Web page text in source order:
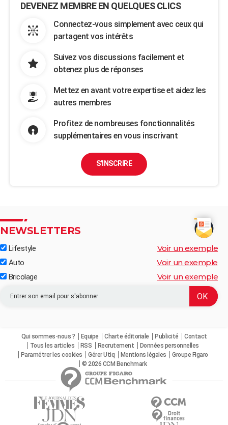
DEVENEZ MEMBRE EN QUELQUES CLICS
Connectez-vous simplement avec ceux qui
partagent vos intérêts
Suivez vos discussions facilement et
obtenez plus de réponses
Mettez en avant votre expertise et aidez les
autres membres
Profitez de nombreuses fonctionnalités
supplémentaires en vous inscrivant
S'INSCRIRE
NEWSLETTERS
Lifestyle Voir un exemple
Auto Voir un exemple
Bricolage Voir un exemple
Qui sommes-nous ? Equipe Charte éditoriale Publicité
Contact
Tous les articles
RSS Recrutement
Données personnelles
Paramétrer les cookies
Gérer Utiq Mentions légales
Groupe Figaro
© 2026 CCM Benchmark